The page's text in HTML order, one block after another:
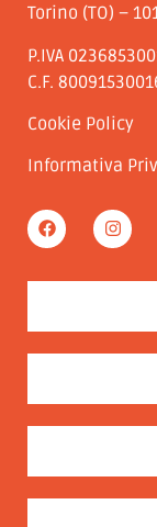
Torino (TO) –
P.IVA
C.F.
Cookie Policy
Informativa